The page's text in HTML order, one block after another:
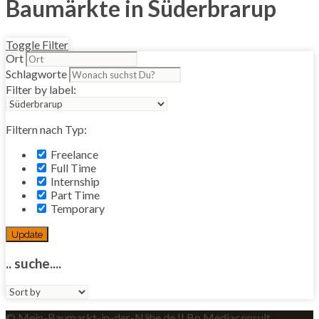
Baumärkte in Süderbrarup
Toggle Filter
Ort
Schlagworte
Filter by label:
Filtern nach Typ:
Freelance
Full Time
Internship
Part Time
Temporary
Update
.. suche....
Sort